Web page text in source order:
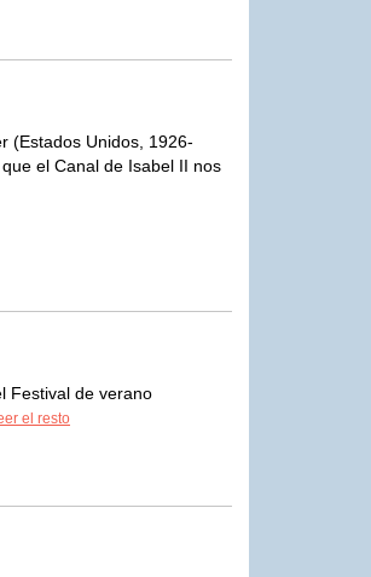
(Estados Unidos, 1926-
el Canal de Isabel II nos
Festival de verano
el resto